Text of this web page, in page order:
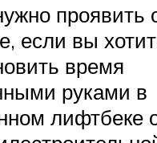
проявить
если вы
время
руками в
лифтбеке